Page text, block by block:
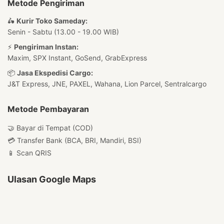
Metode Pengiriman
🛵 Kurir Toko Sameday:
Senin - Sabtu (13.00 - 19.00 WIB)
⚡ Pengiriman Instan:
Maxim, SPX Instant, GoSend, GrabExpress
📦 Jasa Ekspedisi Cargo:
J&T Express, JNE, PAXEL, Wahana, Lion Parcel, Sentralcargo
Metode Pembayaran
🤝 Bayar di Tempat (COD)
💳 Transfer Bank (BCA, BRI, Mandiri, BSI)
📱 Scan QRIS
Ulasan Google Maps